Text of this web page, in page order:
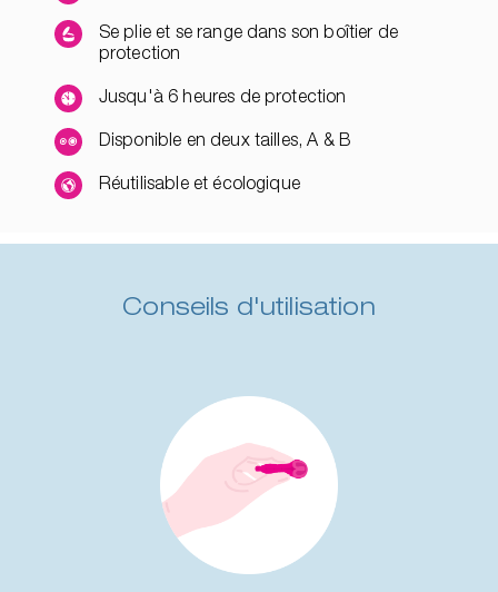
Se plie et se range dans son boîtier de
protection
Jusqu'à 6 heures de protection
Disponible en deux tailles, A & B
Réutilisable et écologique
Conseils d'utilisation